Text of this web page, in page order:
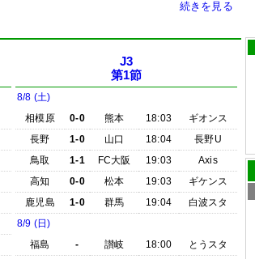
続きを見る
J3
第1節
8/8 (土)
相模原
0-0 熊本 18:03
ギオンス
長野
1-0 山口 18:04
長野U
鳥取
1-1 FC大阪 19:03
Axis
高知
0-0 松本 19:03
ギケンス
鹿児島
1-0 群馬 19:04
白波スタ
8/9 (日)
福島
- 讃岐 18:00
とうスタ